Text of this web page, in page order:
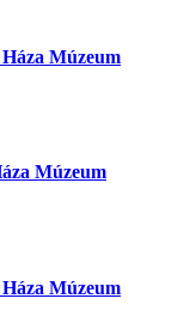
Múzeum
Múzeum
Múzeum